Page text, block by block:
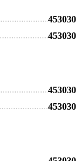
453030
453030
453030
453030